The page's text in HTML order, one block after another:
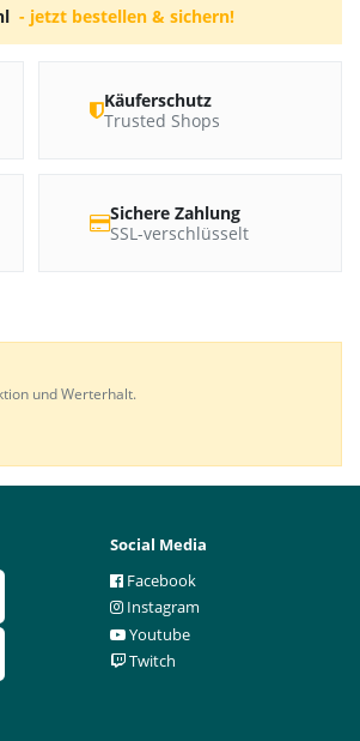
- jetzt bestellen & sichern!
Käuferschutz
Trusted Shops
Sichere Zahlung
SSL-verschlüsselt
und Werterhalt.
Social Media
Facebook
Instagram
Youtube
Twitch